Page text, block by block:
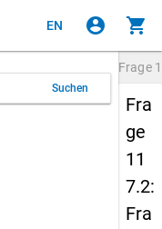
EN account_circle shopping_cart
Suchen
Frage
Fra
ge
11
7.2:
Fra